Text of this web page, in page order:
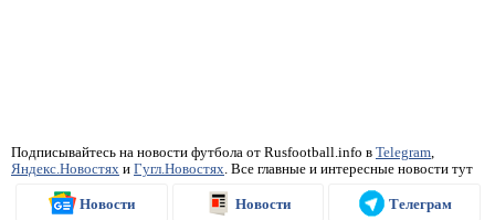
Подписывайтесь на новости футбола от Rusfootball.info в Telegram
Яндекс.Новостях и Гугл.Новостях . Все главные и интересные новости тут
Новости Новости Телеграм